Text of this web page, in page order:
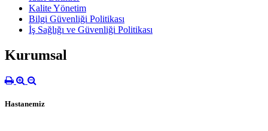
Kalite Yönetim
Bilgi Güvenliği Politikası
İş Sağlığı ve Güvenliği Politikası
Kurumsal
Hastanemiz